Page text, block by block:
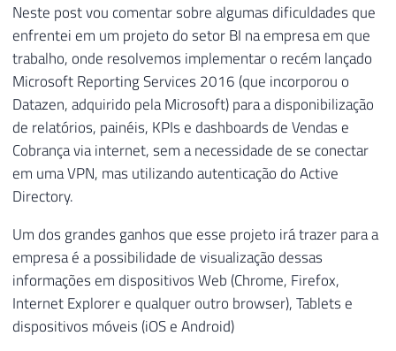
Neste post vou comentar sobre algumas dificuldades que
enfrentei em um projeto do setor BI na empresa em que
trabalho, onde resolvemos implementar o recém lançado
Microsoft Reporting Services 2016 (que incorporou o
Datazen, adquirido pela Microsoft) para a disponibilização
de relatórios, painéis, KPIs e dashboards de Vendas e
Cobrança via internet, sem a necessidade de se conectar
em uma VPN, mas utilizando autenticação do Active
Directory.
Um dos grandes ganhos que esse projeto irá trazer para a
empresa é a possibilidade de visualização dessas
informações em dispositivos Web (Chrome, Firefox,
Internet Explorer e qualquer outro browser), Tablets e
dispositivos móveis (iOS e Android)